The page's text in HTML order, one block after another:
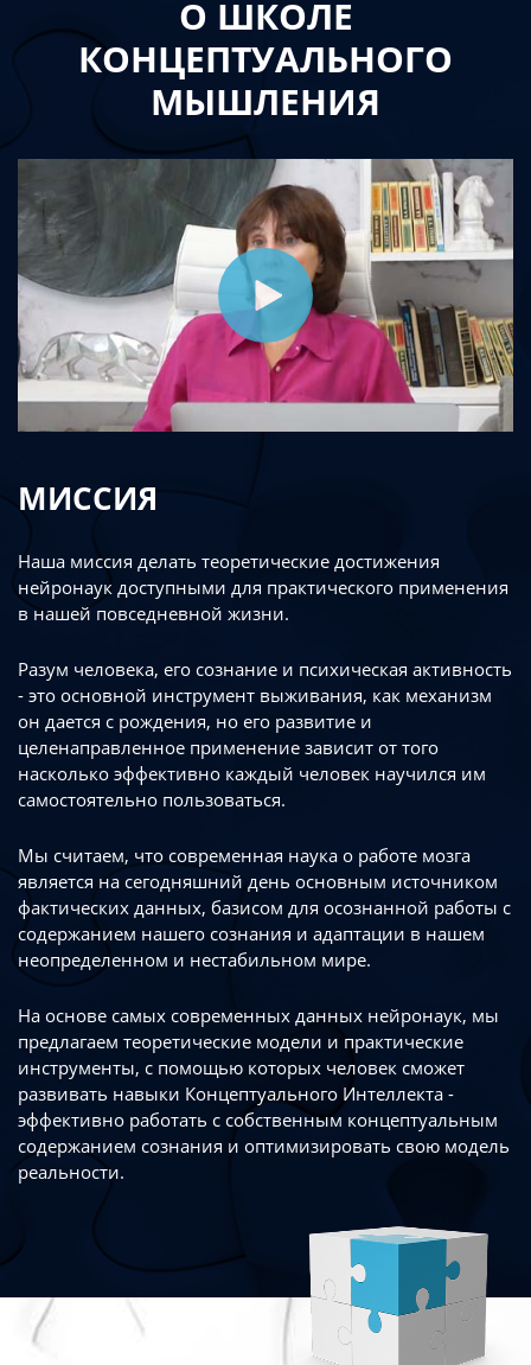
О ШКОЛЕ
КОНЦЕПТУАЛЬНОГО
МЫШЛЕНИЯ
МИССИЯ
Наша миссия делать теоретические достижения
нейронаук доступными для практического применения
в нашей повседневной жизни.
Разум человека, его сознание и психическая активность
- это основной инструмент выживания, как механизм
он дается с рождения, но его развитие и
целенаправленное применение зависит от того
насколько эффективно каждый человек научился им
самостоятельно пользоваться.
Мы считаем, что современная наука о работе мозга
является на сегодняшний день основным источником
фактических данных, базисом для осознанной работы с
содержанием нашего сознания и адаптации в нашем
неопределенном и нестабильном мире.
На основе самых современных данных нейронаук, мы
предлагаем теоретические модели и практические
инструменты, с помощью которых человек сможет
развивать навыки Концептуального Интеллекта -
эффективно работать с собственным концептуальным
содержанием сознания и оптимизировать свою модель
реальности.